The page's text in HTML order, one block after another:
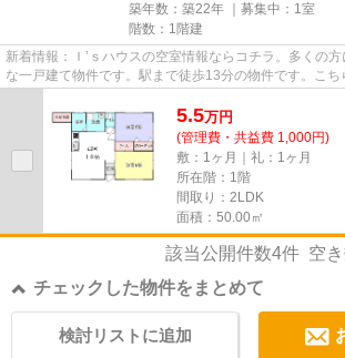
築年数：築22年 ｜募集中： 1室
階数：1階建
新着情報：Ｉ’ｓハウスの空室情報ならコチラ。多くの
な一戸建て物件です。駅まで徒歩13分の物件です。こ
5.5万円
(管理費・共益費 1,000円)
敷：1ヶ月｜礼：1ヶ月
所在階：1階
間取り：2LDK
面積：50.00㎡
該当公開件数4件 空
チェックした物件をまとめて
検討リストに追加